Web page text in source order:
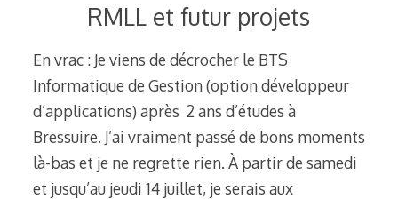
RMLL et futur projets
En vrac : Je viens de décrocher le BTS
Informatique de Gestion (option développeur
d’applications) après 2 ans d’études à
Bressuire. J’ai vraiment passé de bons moments
là-bas et je ne regrette rien. À partir de samedi
et jusqu’au jeudi 14 juillet, je serais aux